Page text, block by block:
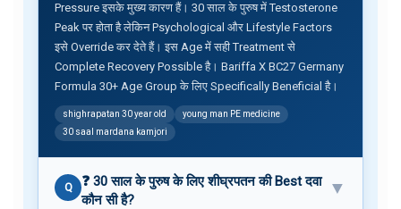
Pressure इसके मुख्य कारण हैं। 30 साल के पुरुष में Testosterone
Peak पर होता है लेकिन Psychological और Lifestyle Factors
इसे Override कर देते हैं। इस Age में सही Treatment से
Complete Recovery Possible है। Bariffa X BC27 Germany
Formula 30+ Age Group के लिए Specifically Beneficial है।
shighrapatan 30 year old
young man PE medicine
30 saal mardana kamjori
Q
❓ 30 साल के पुरुष के लिए शीघ्रपतन की Best दवा
कौन सी है?
▼